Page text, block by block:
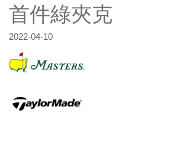
首件綠夾克
2022-04-10